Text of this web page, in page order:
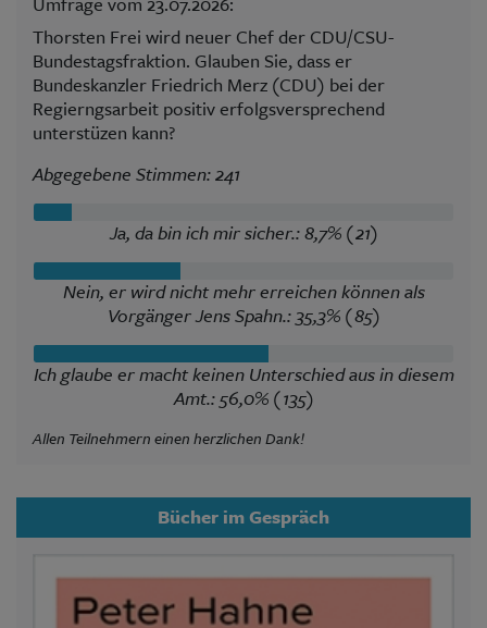
Thorsten Frei wird neuer Chef der CDU/CSU-
Bundestagsfraktion. Glauben Sie, dass er
Bundeskanzler Friedrich Merz (CDU) bei der
Regierngsarbeit positiv erfolgsversprechend
unterstüzen kann?
Abgegebene Stimmen: 241
Ja, da bin ich mir sicher.: 8,7% (21)
Nein, er wird nicht mehr erreichen können als
Vorgänger Jens Spahn.: 35,3% (85)
Ich glaube er macht keinen Unterschied aus in diesem
Amt.: 56,0% (135)
Allen Teilnehmern einen herzlichen Dank!
Bücher im Gespräch